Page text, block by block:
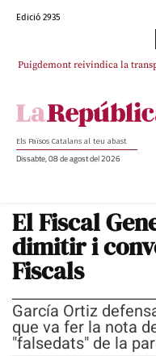
Edició 2935
Puigdemont reivindica la
Portugal acusa Espanya de
Els Països Catalans al teu abast
Dissabte, 08 de agost del 2026
El Fiscal
dimitir i
Fiscals
García Ortiz
que va fer la nota
"falsedats" de la